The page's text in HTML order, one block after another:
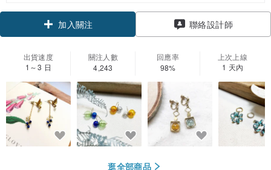
領優惠券
加入關注
聯絡設計師
出貨速度
1～3 日
關注人數
4,243
回應率
98%
上次上線
1 天內
逛全部商品